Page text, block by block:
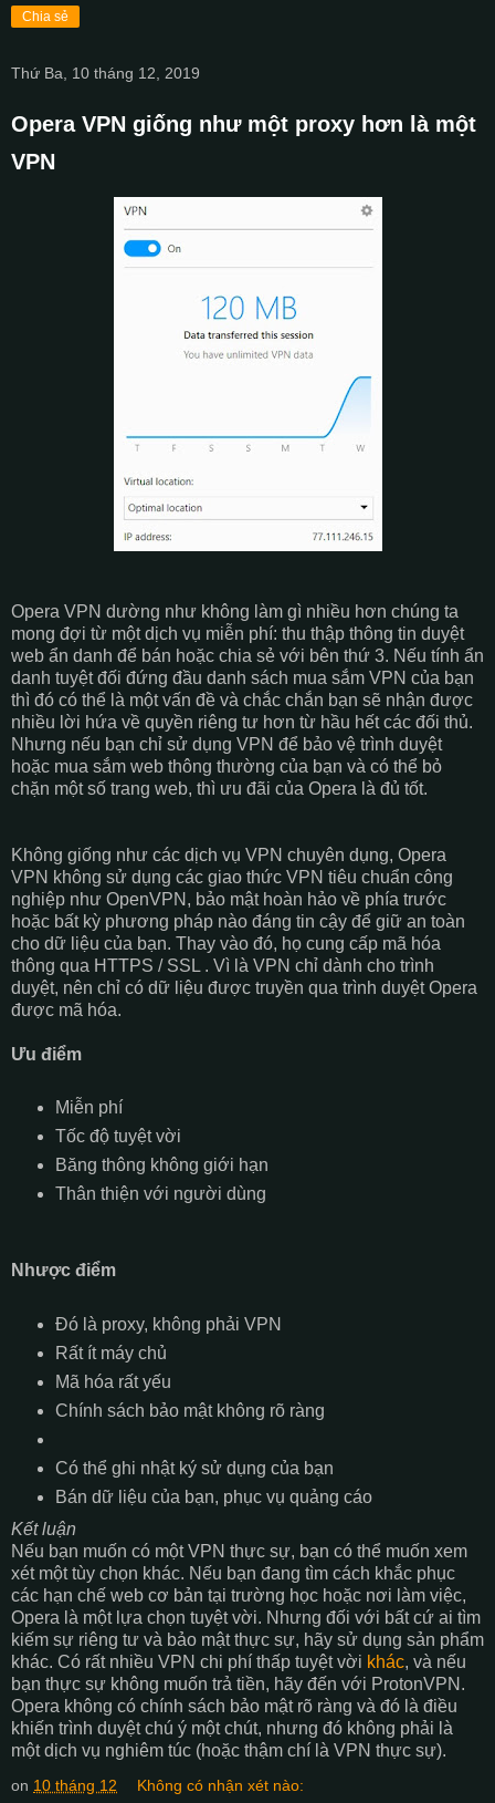
Chia sẻ
Thứ Ba, 10 tháng 12, 2019
Opera VPN giống như một proxy hơn là một
VPN
Opera VPN dường như không làm gì nhiều hơn chúng ta
mong đợi từ một dịch vụ miễn phí: thu thập thông tin duyệt
web ẩn danh để bán hoặc chia sẻ với bên thứ 3. Nếu tính ẩn
danh tuyệt đối đứng đầu danh sách mua sắm VPN của bạn
thì đó có thể là một vấn đề và chắc chắn bạn sẽ nhận được
nhiều lời hứa về quyền riêng tư hơn từ hầu hết các đối thủ.
Nhưng nếu bạn chỉ sử dụng VPN để bảo vệ trình duyệt
hoặc mua sắm web thông thường của bạn và có thể bỏ
chặn một số trang web, thì ưu đãi của Opera là đủ tốt.
Không giống như các dịch vụ VPN chuyên dụng, Opera
VPN không sử dụng các giao thức VPN tiêu chuẩn công
nghiệp như OpenVPN, bảo mật hoàn hảo về phía trước
hoặc bất kỳ phương pháp nào đáng tin cậy để giữ an toàn
cho dữ liệu của bạn. Thay vào đó, họ cung cấp mã hóa
thông qua HTTPS / SSL . Vì là VPN chỉ dành cho trình
duyệt, nên chỉ có dữ liệu được truyền qua trình duyệt Opera
được mã hóa.
Ưu điểm
Miễn phí
Tốc độ tuyệt vời
Băng thông không giới hạn
Thân thiện với người dùng
Nhược điểm
Đó là proxy, không phải VPN
Rất ít máy chủ
Mã hóa rất yếu
Chính sách bảo mật không rõ ràng
Có thể ghi nhật ký sử dụng của bạn
Bán dữ liệu của bạn, phục vụ quảng cáo
Kết luận
Nếu bạn muốn có một VPN thực sự, bạn có thể muốn xem
xét một tùy chọn khác. Nếu bạn đang tìm cách khắc phục
các hạn chế web cơ bản tại trường học hoặc nơi làm việc,
Opera là một lựa chọn tuyệt vời. Nhưng đối với bất cứ ai tìm
kiếm sự riêng tư và bảo mật thực sự, hãy sử dụng sản phẩm
khác. Có rất nhiều VPN chi phí thấp tuyệt vời khác, và nếu
bạn thực sự không muốn trả tiền, hãy đến với ProtonVPN.
Opera không có chính sách bảo mật rõ ràng và đó là điều
khiến trình duyệt chú ý một chút, nhưng đó không phải là
một dịch vụ nghiêm túc (hoặc thậm chí là VPN thực sự).
on 10 tháng 12 Không có nhận xét nào: